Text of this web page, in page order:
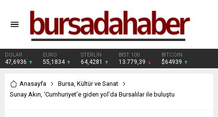
DOLAR
47,6936
EURO
55,1834
STERLİN
64,4281
BIST 100
13.779,39
BITCOIN
$64939
Anasayfa Bursa, Kültür ve Sanat
Sunay Akın, ‘Cumhuriyet’e giden yol’da Bursalılar ile buluştu